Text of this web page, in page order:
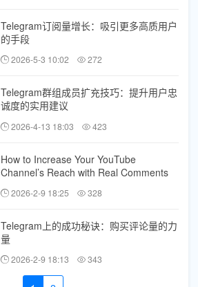
Telegram订阅量增长：吸引更多高质用户
的手段
2026-5-3 10:02 272
Telegram群组成员扩充技巧：提升用户忠
诚度的实用建议
2026-4-13 18:03 423
How to Increase Your YouTube
Channel’s Reach with Real Comments
2026-2-9 18:25 328
Telegram上的成功秘诀：购买评论量的力
量
2026-2-9 18:13 343